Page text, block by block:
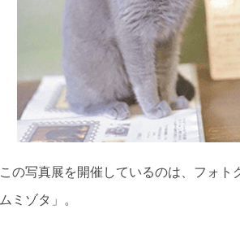
この写真展を開催しているのは、フォ
ムミゾタ」。